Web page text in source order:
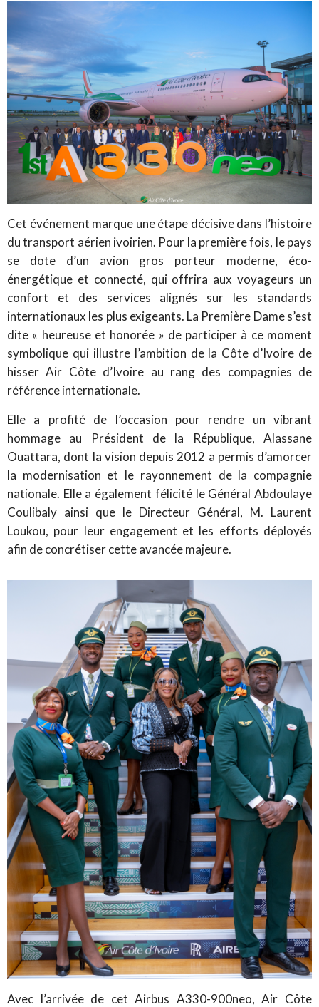
Cet événement marque une étape décisive dans l’histoire
du transport aérien ivoirien. Pour la première fois, le pays
se dote d’un avion gros porteur moderne, éco-
énergétique et connecté, qui offrira aux voyageurs un
confort et des services alignés sur les standards
internationaux les plus exigeants. La Première Dame s’est
dite « heureuse et honorée » de participer à ce moment
symbolique qui illustre l’ambition de la Côte d’Ivoire de
hisser Air Côte d’Ivoire au rang des compagnies de
référence internationale.
Elle a profité de l’occasion pour rendre un vibrant
hommage au Président de la République, Alassane
Ouattara, dont la vision depuis 2012 a permis d’amorcer
la modernisation et le rayonnement de la compagnie
nationale. Elle a également félicité le Général Abdoulaye
Coulibaly ainsi que le Directeur Général, M. Laurent
Loukou, pour leur engagement et les efforts déployés
afin de concrétiser cette avancée majeure.
Avec l’arrivée de cet Airbus A330-900neo, Air Côte